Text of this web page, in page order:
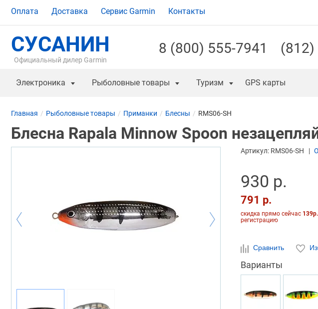
Оплата Доставка Сервис Garmin Контакты
СУСАНИН
Официальный дилер Garmin
8 (800) 555-7941 (812)
Электроника Рыболовные товары Туризм GPS карты
Главная Рыболовные товары Приманки Блесны RMS06-SH
Блесна Rapala Minnow Spoon
Артикул: RMS06-SH
930 р.
791 р.
скидка прямо сейчас 139р.
регистрацию
Сравнить
Варианты